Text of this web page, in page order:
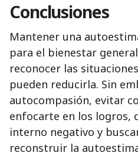
Conclusiones
Mantener una
para el bienestar
reconocer las
pueden reducirla. Sin
autocompasión, evitar
enfocarte en los logros,
interno negativo y
reconstruir la